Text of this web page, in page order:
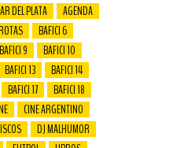
DEL PLATA
AGENDA
BAFICI 6
BAFICI 9
BAFICI 10
BAFICI 13
BAFICI 14
BAFICI 17
BAFICI 18
CINE ARGENTINO
DJ MALHUMOR